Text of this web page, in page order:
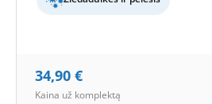
34,90 €
Kaina už komplektą